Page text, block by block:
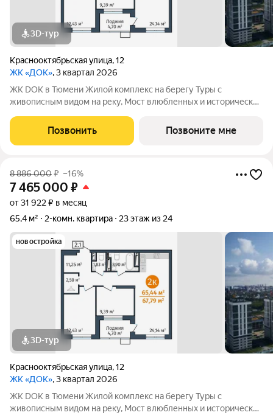
3D-тур
Краснооктябрьская улица,12
ЖК «ДОК», 3 квартал 2026
ЖК DOK в Тюмени Жилой комплекс на берегу Туры с
живописным видом на реку, Мост влюбленных и исторический
принципиально новой организацией общественных зон. Три
лепестка здания сходятся в большое
Позвонить Позвоните мне
8 886 000₽ –16%
7 465 000 ₽
от 31 922 ₽ в месяц
65,4 м²
2-комн. квартира 23 этаж из 24
новостройка
3D-тур
Краснооктябрьская улица,12
ЖК «ДОК», 3 квартал 2026
ЖК DOK в Тюмени Жилой комплекс на берегу Туры с
живописным видом на реку, Мост влюбленных и исторический